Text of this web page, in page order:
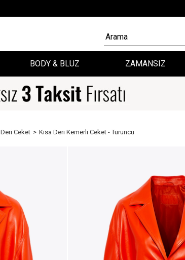
BODY & BLUZ ZAMANSIZ
Deri Ceket Kısa Deri Kemerli Ceket - Turuncu